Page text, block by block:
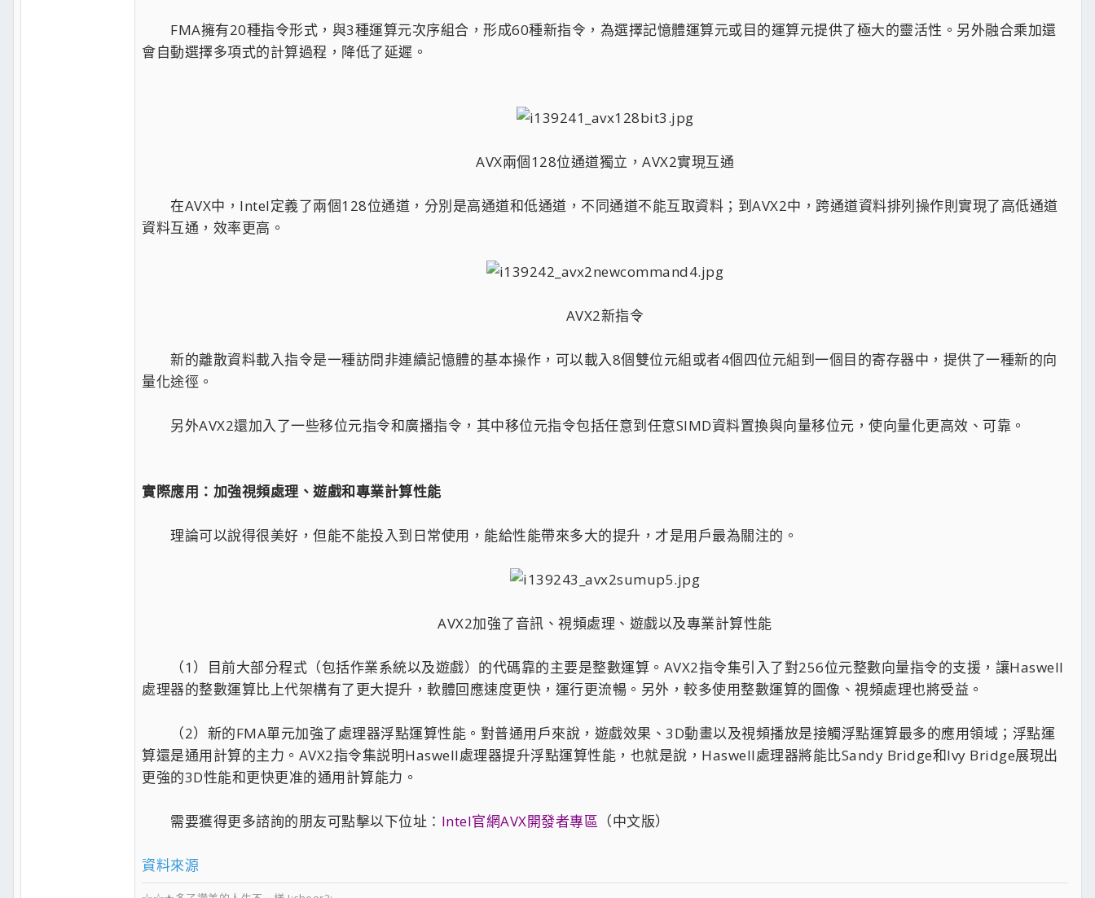
FMA擁有20種指令形式，與3種運算元次序組合，形成60種新指令，為選擇記憶體運算元或目的運算元提供了極大的靈活性。另外融合乘加還
會自動選擇多項式的計算過程，降低了延遲。
AVX兩個128位通道獨立，AVX2實現互通​
在AVX中，Intel定義了兩個128位通道，分別是高通道和低通道，不同通道不能互取資料；到AVX2中，跨通道資料排列操作則實現了高低通道
資料互通，效率更高。
AVX2新指令​
新的離散資料載入指令是一種訪問非連續記憶體的基本操作，可以載入8個雙位元組或者4個四位元組到一個目的寄存器中，提供了一種新的向
量化途徑。
另外AVX2還加入了一些移位元指令和廣播指令，其中移位元指令包括任意到任意SIMD資料置換與向量移位元，使向量化更高效、可靠。
實際應用：加強視頻處理、遊戲和專業計算性能
理論可以說得很美好，但能不能投入到日常使用，能給性能帶來多大的提升，才是用戶最為關注的。
AVX2加強了音訊、視頻處理、遊戲以及專業計算性能​
（1）目前大部分程式（包括作業系統以及遊戲）的代碼靠的主要是整數運算。AVX2指令集引入了對256位元整數向量指令的支援，讓Haswell
處理器的整數運算比上代架構有了更大提升，軟體回應速度更快，運行更流暢。另外，較多使用整數運算的圖像、視頻處理也將受益。
（2）新的FMA單元加強了處理器浮點運算性能。對普通用戶來說，遊戲效果、3D動畫以及視頻播放是接觸浮點運算最多的應用領域；浮點運
算還是通用計算的主力。AVX2指令集説明Haswell處理器提升浮點運算性能，也就是說，Haswell處理器將能比Sandy Bridge和Ivy Bridge展現出
更強的3D性能和更快更准的通用計算能力。
需要獲得更多諮詢的朋友可點擊以下位址： Intel官網AVX開發者專區 （中文版）
資料來源